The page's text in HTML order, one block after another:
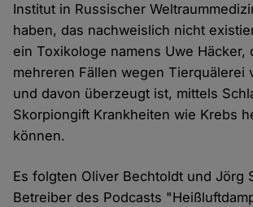
Institut in Russischer
haben, das nachweislich nicht
ein Toxikologe namens Uwe Häcker,
mehreren Fällen wegen Tierquälerei
und davon überzeugt ist, mittels
Skorpiongift Krankheiten wie Krebs
können.
Es folgten Oliver Bechtoldt und Jörg
Betreiber des Podcasts